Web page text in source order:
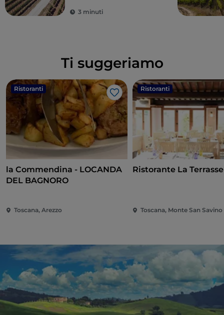
3 minuti
Ti suggeriamo
Ristoranti
Like
la Commendina - LOCANDA
DEL BAGNORO
Toscana, Arezzo
Ristoranti
Ristorante La Terrasse
Toscana, Monte San Savino